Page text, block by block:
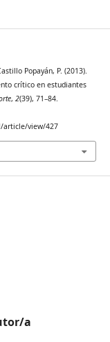
Popayán, P. (2013).
crítico en estudiantes
, 2(39), 71–84.
article/view/427
a